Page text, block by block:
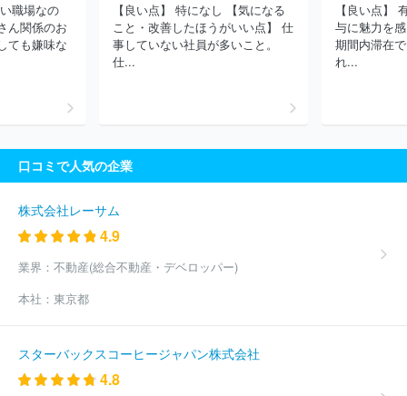
会社タナクロ
株式会社ＭＴＧ ＦＯＲＭＡＶＩＴＡ
有限会社福
栓
グッドライブ株式会社 株式会社ベッドアンドマットレス
株
式会社ａｚｉ‐ａｚｉ
株式会社ケイディーシー
有限会社酸京クラ
株式会社ダテ薬局
株式会社アウテ
職場なの
ん関係のお
ても嫌味な
【良い点】 特になし 【気になる
こと・改善したほうがいい点】 仕
事していない社員が多いこと。
仕...
【良い点】
与に魅力を
期間内滞在
れ...
口コミで人気の企業
株式会社レーサム
4.9
業界： 不動産(総合不動産・デベロッパー)
本社： 東京都
スターバックスコーヒージャパン株式会社
4.8